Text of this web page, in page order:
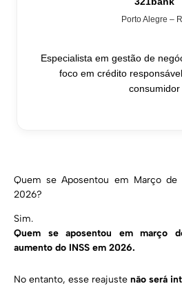
Porto Alegre –
Especialista em gestão de
foco em crédito
consumidor
Quem se Aposentou em Março
2026?
Sim.
Quem se aposentou em março
aumento do INSS em 2026.
No entanto, esse reajuste não será